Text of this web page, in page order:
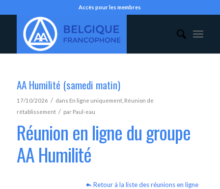
Accès pour les membres
AA Humilité (samedi matin)
17/10/2026 / dans En ligne uniquement, Réunion de
rétablissement / par Paul-eau
Réunion en ligne du groupe
AA Humilité
Retour à la liste des réunions en ligne